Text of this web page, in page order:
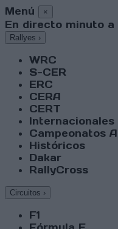
Menú ×
En directo minuto a
Rallyes ›
WRC
S-CER
ERC
CERA
CERT
Internacionales
Campeonatos
Históricos
Dakar
RallyCross
Circuitos ›
F1